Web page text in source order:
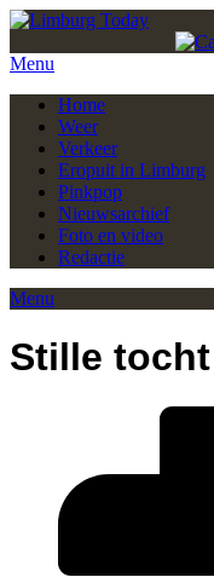
Menu
Home
Weer
Verkeer
Eropuit in Limburg
Pinkpop
Nieuwsarchief
Foto en video
Redactie
Menu
Stille